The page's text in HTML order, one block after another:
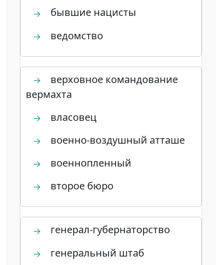
→ бывшие нацисты
→ ведомство
→
верховное командование
вермахта
→ власовец
→ военно-воздушный атташе
→ военнопленный
→ второе бюро
→ генерал-губернаторство
→ генеральный штаб